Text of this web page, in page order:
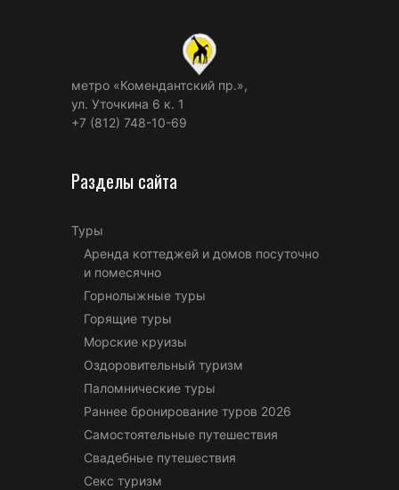
метро «Комендантский пр.»,
ул. Уточкина 6 к. 1
+7 (812) 748-10-69
Разделы сайта
Туры
Аренда коттеджей и домов посуточно
и помесячно
Горнолыжные туры
Горящие туры
Морские круизы
Оздоровительный туризм
Паломнические туры
Раннее бронирование туров 2026
Самостоятельные путешествия
Свадебные путешествия
Секс туризм